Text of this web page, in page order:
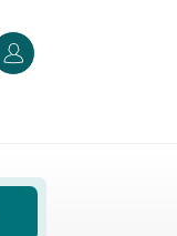
Accedi o registrati